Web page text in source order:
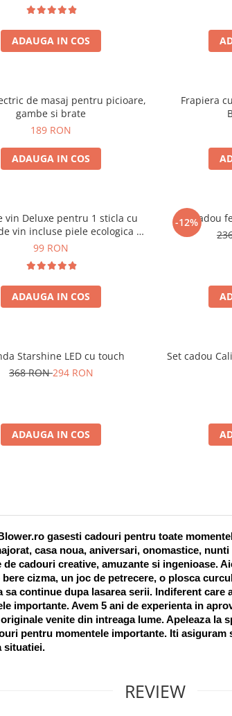
ADAUGA IN COS
de masaj pentru picioare,
gambe si brate
189 RON
ADAUGA IN COS
Frapiera
vin Deluxe pentru 1 sticla cu
vin incluse piele ecologica de
crocodil
99 RON
ADAUGA IN COS
-12%
Set cadou
Starshine LED cu touch
368 RON294 RON
ADAUGA IN COS
Set cadou
gasesti cadouri pentru toate
casa noua, aniversari, onomastice,
de cadouri creative, amuzante si ingenioase.
bere cizma, un joc de petrecere, o plosca
sa continue dupa lasarea serii. Indiferent
importante. Avem 5 ani de experienta in
venite din intreaga lume. Apeleaza la
pentru momentele importante. Iti
situatiei.
REVIEW